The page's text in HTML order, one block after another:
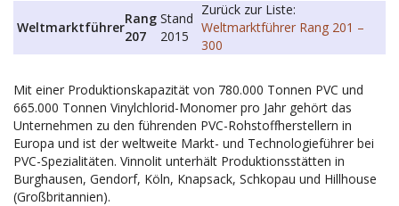
Weltmarktführer
Rang
207
Stand
2015
Zurück zur Liste:
Weltmarktführer Rang 201 –
300
Mit einer Produktionskapazität von 780.000 Tonnen PVC und
665.000 Tonnen Vinylchlorid-Monomer pro Jahr gehört das
Unternehmen zu den führenden PVC-Rohstoffherstellern in
Europa und ist der weltweite Markt- und Technologieführer bei
PVC-Spezialitäten. Vinnolit unterhält Produktionsstätten in
Burghausen, Gendorf, Köln, Knapsack, Schkopau und Hillhouse
(Großbritannien).